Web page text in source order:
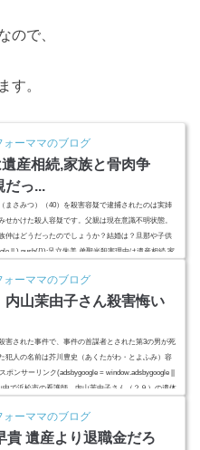
ので、
す。
ーママのブログ
産相続,家族と骨肉争
だっ...
まさみつ）（40）を殺害容疑で逮捕されたのは実姉
かけた殺人容疑です。父親は現在意識不明状態。
仲はどうだったのでしょうか？結婚は？旦那や子供
|| ).push({});足立朱美,弟聖光殺害理由は遺産相続,家
ーママのブログ
山茉由子さん殺害悔い
害された事件で、事件の首謀者とされた第3の男が死
犯人の名前は芥川豊史（あくたがわ・とよふみ）容
ンサーリンク(adsbygoogle = window.adsbygoogle ||
で浜松市の看護師、内山茉由子さん（２９）の遺体
ーママのブログ
貴 遺産より退職金だろ